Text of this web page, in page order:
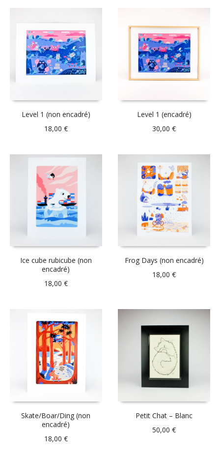
Level 1 (non encadré)
18,00 €
Level 1 (encadré)
30,00€
Ice cube rubicube (non
encadré)
18,00 €
Frog Days (non encadré)
18,00€
Skate/Boar/Ding (non
encadré)
18,00 €
Petit Chat – Blanc
50,00€